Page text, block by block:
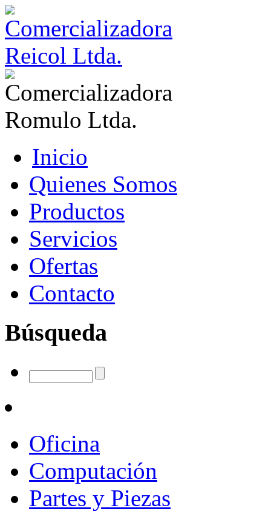
Inicio
Quienes Somos
Productos
Servicios
Ofertas
Contacto
Búsqueda
Oficina
Computación
Partes y Piezas